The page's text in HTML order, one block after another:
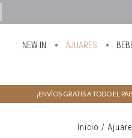
NEW IN AJUARES
¡ENVÍOS GRATIS A TODO EL
Inicio /